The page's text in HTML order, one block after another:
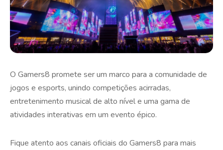
O Gamers8 promete ser um marco para a comunidade de
jogos e esports, unindo competições acirradas,
entretenimento musical de alto nível e uma gama de
atividades interativas em um evento épico.
Fique atento aos canais oficiais do Gamers8 para mais